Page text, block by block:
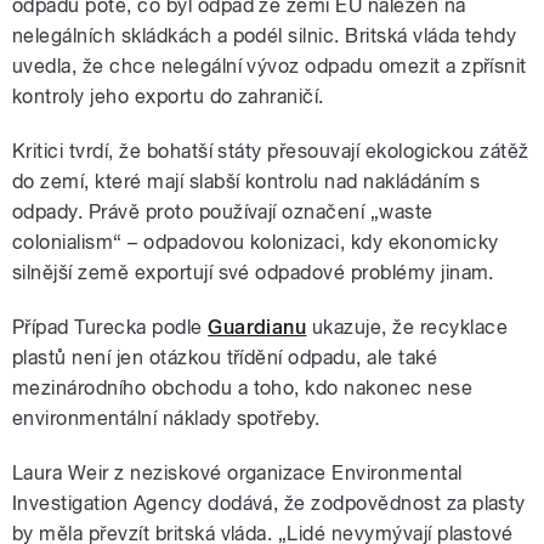
odpadu poté, co byl odpad ze zemí EU nalezen na
nelegálních skládkách a podél silnic. Britská vláda tehdy
uvedla, že chce nelegální vývoz odpadu omezit a zpřísnit
kontroly jeho exportu do zahraničí.
Kritici tvrdí, že bohatší státy přesouvají ekologickou zátěž
do zemí, které mají slabší kontrolu nad nakládáním s
odpady. Právě proto používají označení „waste
colonialism“ – odpadovou kolonizaci, kdy ekonomicky
silnější země exportují své odpadové problémy jinam.
Případ Turecka podleGuardianu ukazuje, že recyklace
plastů není jen otázkou třídění odpadu, ale také
mezinárodního obchodu a toho, kdo nakonec nese
environmentální náklady spotřeby.
Laura Weir z neziskové organizace Environmental
Investigation Agency dodává, že zodpovědnost za plasty
by měla převzít britská vláda. „Lidé nevymývají plastové